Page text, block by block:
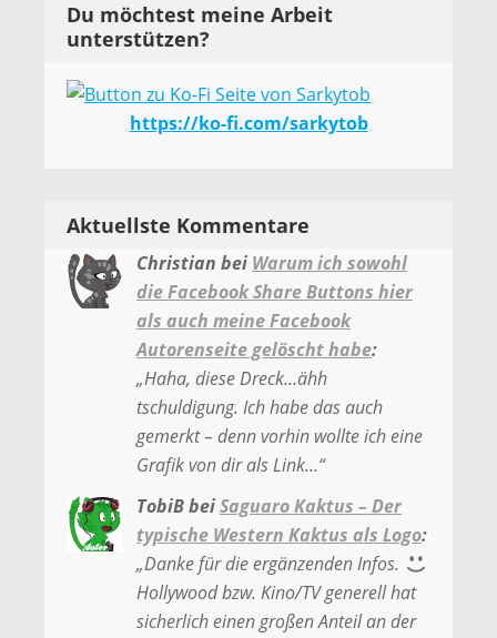
Du möchtest meine Arbeit
unterstützen?
https://ko-fi.com/sarkytob
Aktuellste Kommentare
Christian bei Warum ich sowohl
die Facebook Share Buttons hier
als auch meine Facebook
Autorenseite gelöscht habe:
„Haha, diese Dreck…ähh
tschuldigung. Ich habe das auch
gemerkt – denn vorhin wollte ich eine
Grafik von dir als Link…“
TobiBbeiSaguaro Kaktus – Der
typische Western Kaktus als Logo:
„Danke für die ergänzenden Infos.
Hollywood bzw. Kino/TV generell hat
sicherlich einen großen Anteil an der